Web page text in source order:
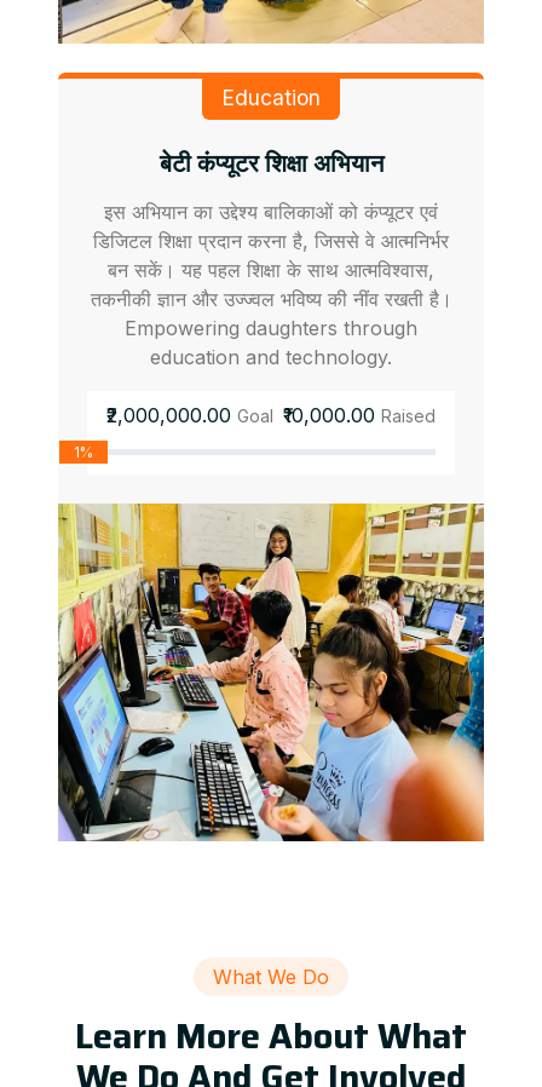
Education
बेटी कंप्यूटर शिक्षा अभियान
इस अभियान का उद्देश्य बालिकाओं को कंप्यूटर एवं
डिजिटल शिक्षा प्रदान करना है, जिससे वे आत्मनिर्भर
बन सकें। यह पहल शिक्षा के साथ आत्मविश्वास,
तकनीकी ज्ञान और उज्ज्वल भविष्य की नींव रखती है।
Empowering daughters through
education and technology.
₹2,000,000.00 Goal ₹10,000.00 Raised
1%
What We Do
Learn More About What